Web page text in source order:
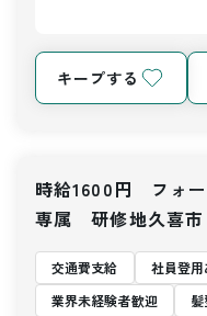
キープする
時給1600円 フォ
専属 研修地久喜市
交通費支給 社員登用
業界未経験者歓迎